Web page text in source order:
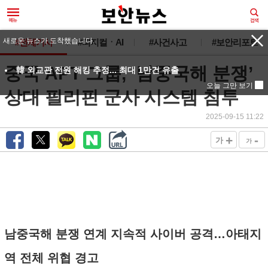
#전체기사 #피지컬ㆍAI #사건사고 #보안리포트
중국 APT 그룹, ‘남중국해 분쟁’
상대 필리핀 군사 시스템 침투
2025-09-15 11:22
가 + 가 -
남중국해 분쟁 연계 지속적 사이버 공격…아태지
역 전체 위협 경고
새로운 뉴스가 도착했습니다.
韓 외교관 전원 해킹 추정... 최대 1만건 유출
오늘 그만 보기